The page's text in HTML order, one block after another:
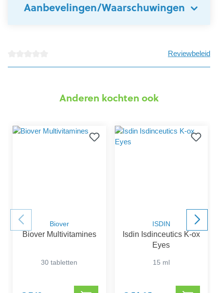
Aanbevelingen/Waarschuwingen
Reviewbeleid
Anderen kochten ook
Biover
Biover Multivitamines
30 tabletten
ISDIN
Isdin Isdinceutics K-ox
Eyes
15 ml